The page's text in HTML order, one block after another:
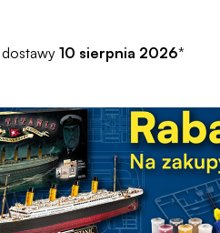
10 sierpnia 2026*